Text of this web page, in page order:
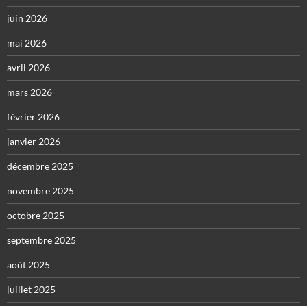
juin 2026
mai 2026
avril 2026
mars 2026
février 2026
janvier 2026
décembre 2025
novembre 2025
octobre 2025
septembre 2025
août 2025
juillet 2025